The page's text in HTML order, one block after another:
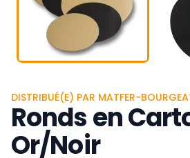
DISTRIBUÉ(E) PAR MATFER-
Ronds en
Or/Noir